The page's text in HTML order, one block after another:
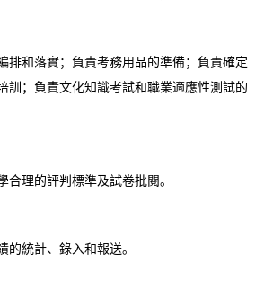
排和落實；負責考務用品的準備；負責確定
訓；負責文化知識考試和職業適應性測試的
合理的評判標準及試卷批閱。
的統計、錄入和報送。